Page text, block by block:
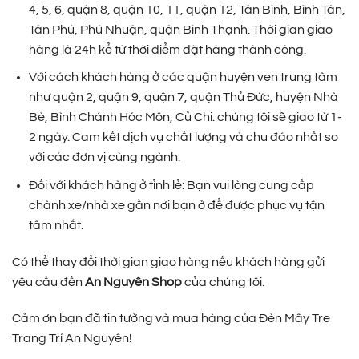
4, 5, 6, quận 8, quận 10, 11, quận 12, Tân Bình, Bình Tân,
Tân Phú, Phú Nhuận, quận Bình Thạnh. Thời gian giao
hàng là 24h kể từ thời điểm đặt hàng thành công.
Với cách khách hàng ở các quận huyện ven trung tâm
như quận 2, quận 9, quận 7, quận Thủ Đức, huyện Nhà
Bè, Bình Chánh Hóc Môn, Củ Chi. chúng tôi sẽ giao từ 1-
2 ngày. Cam kết dịch vụ chất lượng và chu đáo nhất so
với các đơn vị cùng ngành.
Đối với khách hàng ở tỉnh lẻ: Bạn vui lòng cung cấp
chành xe/nhà xe gần nơi bạn ở để được phục vụ tận
tâm nhất.
Có thể thay đổi thời gian giao hàng nếu khách hàng gửi
yêu cầu đến An Nguyên Shopcủa chúng tôi.
Cảm ơn bạn đã tin tưởng và mua hàng của Đèn Mây Tre
Trang Trí An Nguyên!